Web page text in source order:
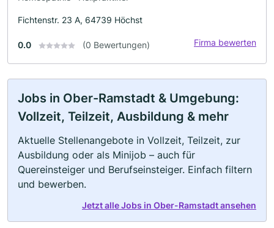
Fichtenstr. 23 A, 64739 Höchst
0.0 (0 Bewertungen) Firma bewerten
Jobs in Ober-Ramstadt & Umgebung:
Vollzeit, Teilzeit, Ausbildung & mehr
Aktuelle Stellenangebote in Vollzeit, Teilzeit, zur
Ausbildung oder als Minijob – auch für
Quereinsteiger und Berufseinsteiger. Einfach filtern
und bewerben.
Jetzt alle Jobs in Ober-Ramstadt ansehen